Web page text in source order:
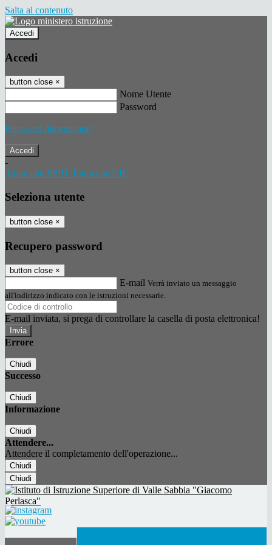
Salta al contenuto
Accedi
Accedi
button close ×
Nome Utente
Password
Password dimenticata?
-
Entra con SPID Entra con CIE
Seleziona utente
button close ×
Recupero password
button close ×
E-mail Verrà inviato un messaggio
all'indirizzo indicato con le istruzioni necessarie.
E-mail inviata, si prega di controllare la casella di posta elettronica!
Errore
Chiudi
Successo
Chiudi
Informazione
Chiudi
Attendere...
Attendere il completamento dell'operazione...
Chiudi
Chiudi